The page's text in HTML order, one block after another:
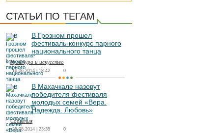
СТАТЬИ ПО ТЕГАМ
В Грозном прошел
фестиваль-конкурс парного
национального танца
Культура и искусство
16.06.2014 | 18:42 0
В Махачкале назовут
победителя фестиваля
молодых семей «Вера.
Надежда. Любовь»
События
25.08.2014 | 23:35 0